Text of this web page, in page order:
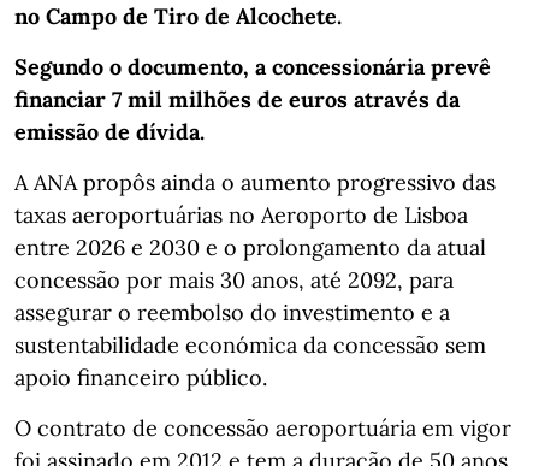
no Campo de Tiro de Alcochete.
Segundo o documento, a concessionária prevê
financiar 7 mil milhões de euros através da
emissão de dívida.
A ANA propôs ainda o aumento progressivo das
taxas aeroportuárias no Aeroporto de Lisboa
entre 2026 e 2030 e o prolongamento da atual
concessão por mais 30 anos, até 2092, para
assegurar o reembolso do investimento e a
sustentabilidade económica da concessão sem
apoio financeiro público.
O contrato de concessão aeroportuária em vigor
foi assinado em 2012 e tem a duração de 50 anos.